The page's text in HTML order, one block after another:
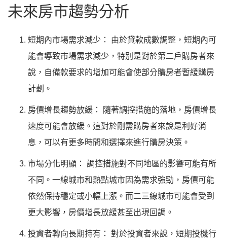
未來房市趨勢分析
短期內市場需求減少： 由於貸款成數調整，短期內可
能會導致市場需求減少，特別是對於第二戶購房者來
說，自備款要求的增加可能會使部分購房者暫緩購房
計劃。
房價增長趨勢放緩： 隨著調控措施的落地，房價增長
速度可能會放緩。這對於剛需購房者來說是利好消
息，可以有更多時間和選擇來進行購房決策。
市場分化明顯： 調控措施對不同地區的影響可能有所
不同。一線城市和熱點城市因為需求強勁，房價可能
依然保持穩定或小幅上漲。而二三線城市可能會受到
更大影響，房價增長放緩甚至出現回調。
投資者轉向長期持有： 對於投資者來說，短期投機行